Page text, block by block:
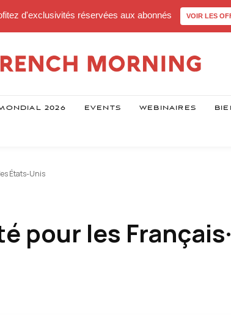
d'exclusivités réservées aux abonnés VOIR LES
2026 EVENTS WEBINAIRES
États-Unis
pour les